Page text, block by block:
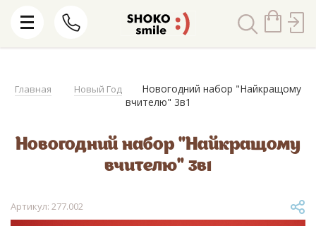
Главная Новый Год
Новогодний набор "Найкращому
вчителю" 3в1
Новогодний набор "Найкращому
вчителю" 3в1
Артикул: 277.002